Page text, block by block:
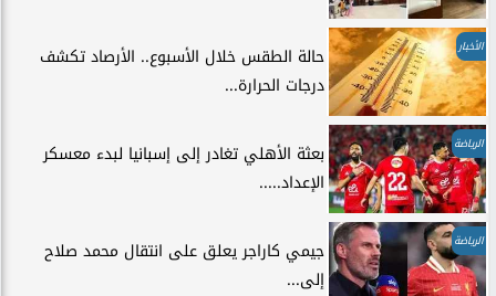
الأخبار
حالة الطقس خلال الأسبوع.. الأرصاد تكشف
درجات الحرارة...
الرياضة
بعثة الأهلي تغادر إلى إسبانيا لبدء معسكر
الإعداد.....
الرياضة
جيمي كاراجر يعلق على انتقال محمد صلاح
إلى...